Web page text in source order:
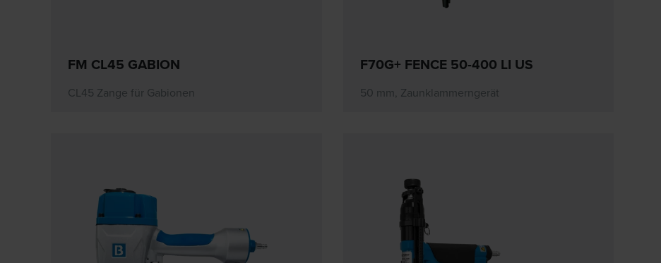
FM CL45 GABION
CL45 Zange für Gabionen
F70G+ FENCE 50-400 LI US
50 mm, Zaunklammerngerät